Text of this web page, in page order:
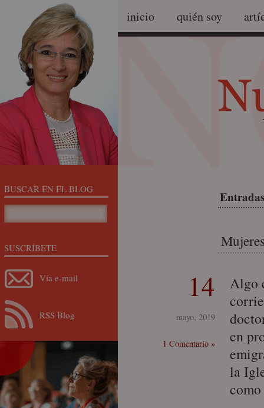
inicio quién soy
14
mayo, 2019
1 Comentario »
Algo
en
la
BUSCAR EN EL BLOG
SUSCRÍBETE
Vía e-mail
RSS Blog